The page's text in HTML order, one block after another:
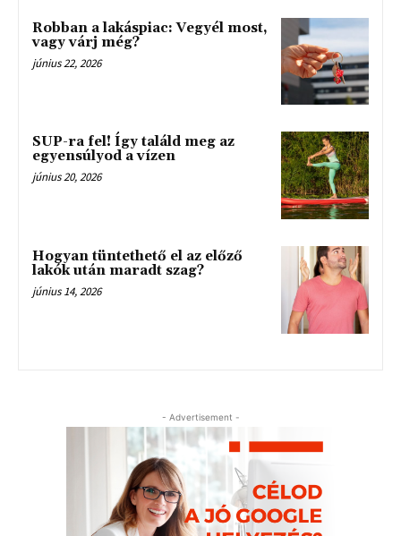
Robban a lakáspiac: Vegyél most,
vagy várj még?
június 22, 2026
SUP-ra fel! Így találd meg az
egyensúlyod a vízen
június 20, 2026
Hogyan tüntethető el az előző
lakók után maradt szag?
június 14, 2026
- Advertisement -